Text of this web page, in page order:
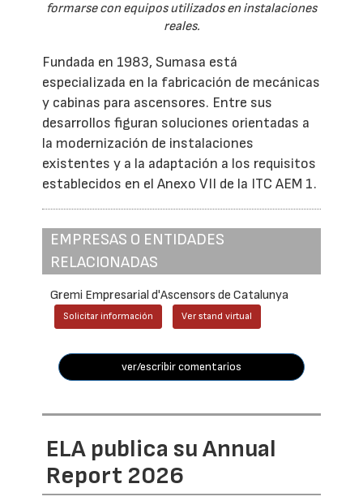
formarse con equipos utilizados en instalaciones
reales.
Fundada en 1983, Sumasa está
especializada en la fabricación de mecánicas
y cabinas para ascensores. Entre sus
desarrollos figuran soluciones orientadas a
la modernización de instalaciones
existentes y a la adaptación a los requisitos
establecidos en el Anexo VII de la ITC AEM 1.
EMPRESAS O ENTIDADES
RELACIONADAS
Gremi Empresarial d'Ascensors de Catalunya
Solicitar información Ver stand virtual
ver/escribir comentarios
ELA publica su Annual
Report 2026